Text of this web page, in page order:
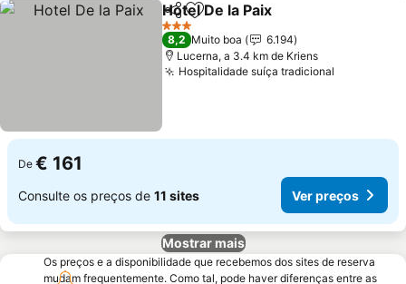
PartilharAdicionar aos favoritos
Hotel De la Paix
3 Estrelas
8,2 Muito boa
6.194
Lucerna, a 3.4 km de Kriens
Hospitalidade suíça tradicional
De € 161
Consulte os preços de 11 sites Ver preços
Mostrar mais
Os preços e a disponibilidade que recebemos dos sites de reserva
mudam frequentemente. Como tal, pode haver diferenças entre as